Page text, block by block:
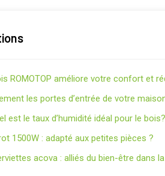
ROMOTOP améliore votre confort et
les portes d’entrée de votre
est le taux d’humidité idéal pour le bois?
1500W : adapté aux petites pièces ?
acova : alliés du bien-être dans